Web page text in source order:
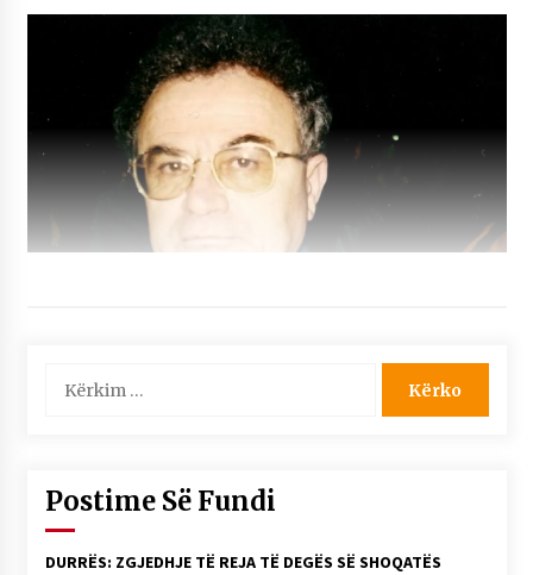
për:
Postime Së Fundi
DURRËS: ZGJEDHJE TË REJA TË DEGËS SË SHOQATËS